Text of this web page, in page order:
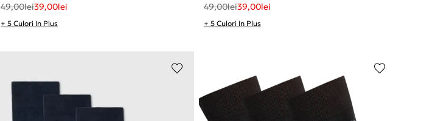
49,00lei39,00lei
+ 5 Culori In Plus
49,00lei39,00lei
+ 5 Culori In Plus